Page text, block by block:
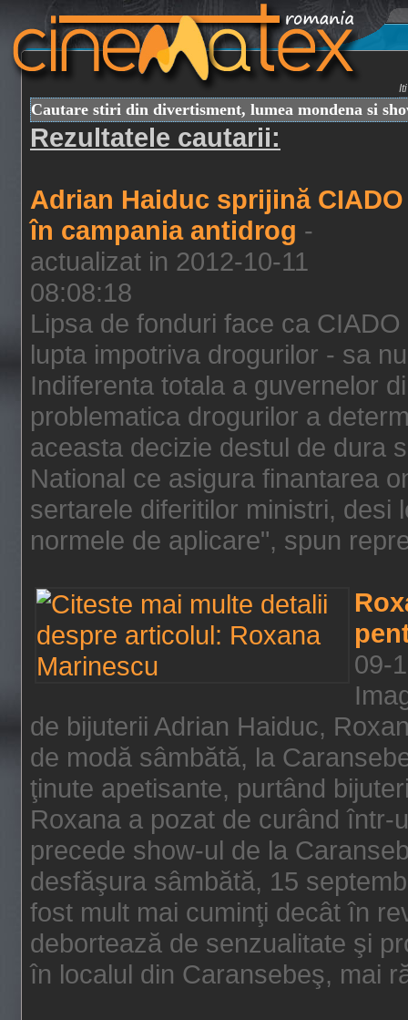
Cautare stiri din divertisment, lumea mondena si
Rezultatele cautarii:
Adrian Haiduc sprijină CIADO
în campania antidrog -
actualizat in 2012-10-11
08:08:18
Lipsa de fonduri face ca
lupta impotriva drogurilor - sa
Indiferenta totala a guvernelor
problematica drogurilor a
aceasta decizie destul de dura
National ce asigura finantarea
sertarele diferitilor ministri, desi
normele de aplicare", spun
09-
de bijuterii Adrian Haiduc,
de modă sâmbătă, la
ţinute apetisante, purtând
Roxana a pozat de curând
precede show-ul de la
desfăşura sâmbătă, 15
fost mult mai cuminţi decât în
debortează de senzualitate şi
în localul din Caransebeş, mai